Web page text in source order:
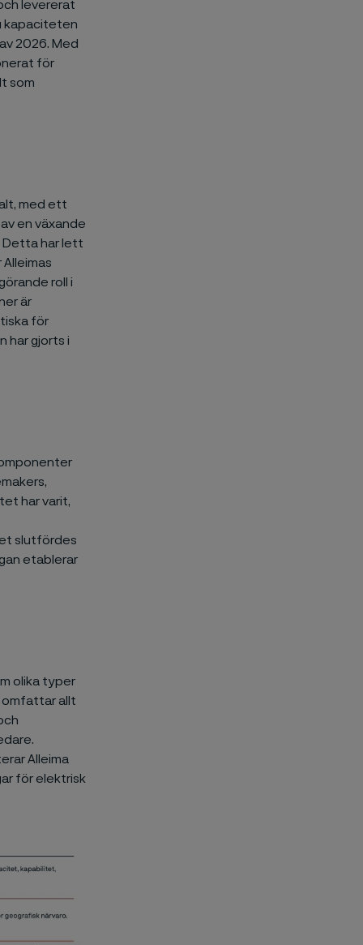
levererat
kapaciteten
2026. Med
för
som
med ett
en växande
Detta har lett
roll i
är
för
har gjorts i
har varit,
slutfördes
etablerar
olika typer
omfattar allt
Alleima
för elektrisk